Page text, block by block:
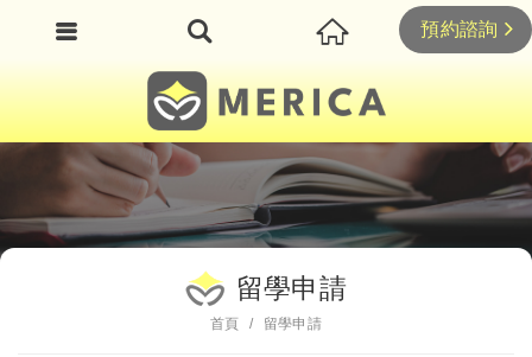
首頁 留學申請
留學申請
預約諮詢